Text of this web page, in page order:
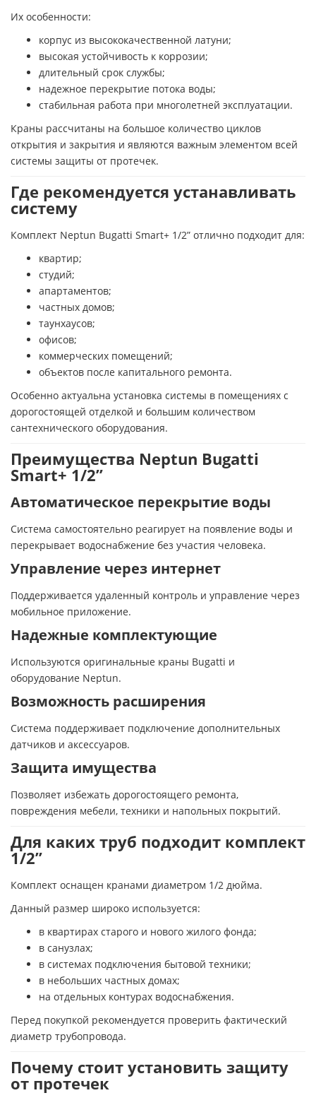
Их особенности:
корпус из высококачественной латуни;
высокая устойчивость к коррозии;
длительный срок службы;
надежное перекрытие потока воды;
стабильная работа при многолетней эксплуатации.
Краны рассчитаны на большое количество циклов
открытия и закрытия и являются важным элементом всей
системы защиты от протечек.
Где рекомендуется устанавливать
систему
Комплект Neptun Bugatti Smart+ 1/2” отлично подходит для:
квартир;
студий;
апартаментов;
частных домов;
таунхаусов;
офисов;
коммерческих помещений;
объектов после капитального ремонта.
Особенно актуальна установка системы в помещениях с
дорогостоящей отделкой и большим количеством
сантехнического оборудования.
Преимущества Neptun Bugatti
Smart+ 1/2”
Автоматическое перекрытие воды
Система самостоятельно реагирует на появление воды и
перекрывает водоснабжение без участия человека.
Управление через интернет
Поддерживается удаленный контроль и управление через
мобильное приложение.
Надежные комплектующие
Используются оригинальные краны Bugatti и
оборудование Neptun.
Возможность расширения
Система поддерживает подключение дополнительных
датчиков и аксессуаров.
Защита имущества
Позволяет избежать дорогостоящего ремонта,
повреждения мебели, техники и напольных покрытий.
Для каких труб подходит комплект
1/2”
Комплект оснащен кранами диаметром 1/2 дюйма.
Данный размер широко используется:
в квартирах старого и нового жилого фонда;
в санузлах;
в системах подключения бытовой техники;
в небольших частных домах;
на отдельных контурах водоснабжения.
Перед покупкой рекомендуется проверить фактический
диаметр трубопровода.
Почему стоит установить защиту
от протечек